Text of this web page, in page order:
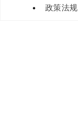
政策法规